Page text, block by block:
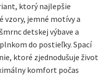
ktorý najlepšie
vzory, jemné motívy a
detskej výbave a
do postieľky. Spací
ktoré zjednodušuje život
komfort počas